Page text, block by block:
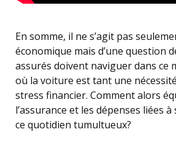
En somme, il ne s’agit pas
économique mais d’une question
assurés doivent naviguer dans ce
où la voiture est tant une
stress financier. Comment alors
l’assurance et les dépenses liées
ce quotidien tumultueux?